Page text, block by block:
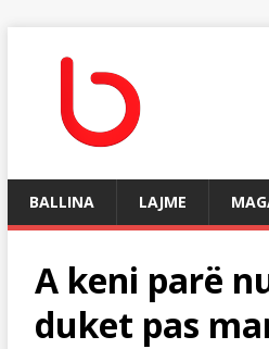
BALLINA LAJME
A keni parë
duket pas